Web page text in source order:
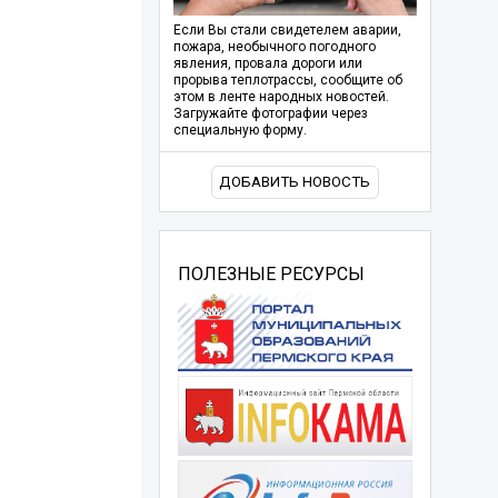
Если Вы стали свидетелем аварии,
пожара, необычного погодного
явления, провала дороги или
прорыва теплотрассы, сообщите об
этом в ленте народных новостей.
Загружайте фотографии через
специальную форму.
ДОБАВИТЬ НОВОСТЬ
ПОЛЕЗНЫЕ РЕСУРСЫ